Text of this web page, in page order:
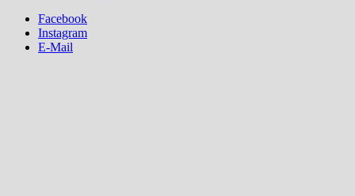
Facebook
Instagram
E-Mail